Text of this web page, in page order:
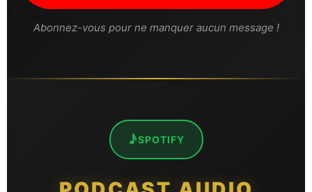
Abonnez-vous pour ne manquer aucun message !
♪SPOTIFY